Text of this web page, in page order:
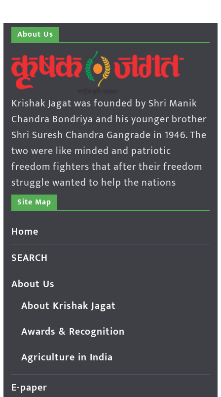
About Us
Krishak Jagat was founded by Shri Manik
Chandra Bondriya and his younger brother
Shri Suresh Chandra Gangrade in 1946. The
two were like minded and patriotic
freedom fighters that after their freedom
struggle wanted to help the nations
Site Map
Home
SEARCH
About Us
About Krishak Jagat
Awards & Recognition
Agriculture in India
E-paper